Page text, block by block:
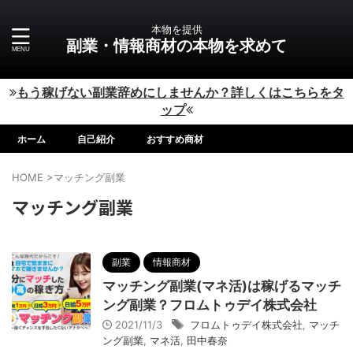
本物を提供
副業・情報商材の本物を求めて
もう稼げない副業辞めにしませんか？詳しくはこちらをタ
ップ
ホーム 自己紹介 おすすめ商材
HOME >マッチング副業
マッチング副業
副業 情報商材
マッチング副業(マネ活)は稼げるマッチ
ング副業？フロムトゥデイ株式会社
2021/11/3 フロムトゥデイ株式会社
マッチ
ング副業 マネ活 田中春奈